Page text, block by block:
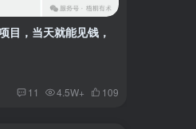
目，当天就能见钱，
11 4.5W+ 109